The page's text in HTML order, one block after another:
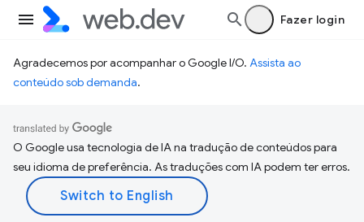
Fazer login
Agradecemos por acompanhar o Google I/O. Assista ao
conteúdo sob demanda.
O Google usa tecnologia de IA na tradução de conteúdos para
seu idioma de preferência. As traduções com IA podem ter erros.